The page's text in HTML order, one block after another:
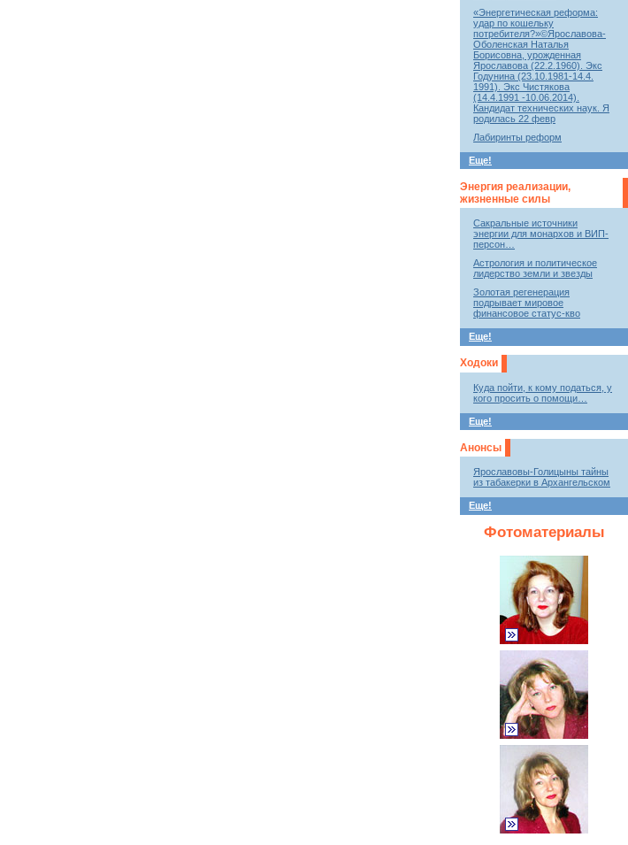
«Энергетическая реформа:
удар по кошельку
потребителя?»©Ярославова-
Оболенская Наталья
Борисовна, урожденная
Ярославова (22.2.1960). Экс
Годунина (23.10.1981-14.4.
1991). Экс Чистякова
(14.4.1991 -10.06.2014).
Кандидат технических наук. Я
родилась 22 февр
Лабиринты реформ
Еще!
Энергия реализации,
жизненные силы
Сакральные источники
энергии для монархов и ВИП-
персон…
Астрология и политическое
лидерство земли и звезды
Золотая регенерация
подрывает мировое
финансовое статус-кво
Еще!
Ходоки
Куда пойти, к кому податься, у
кого просить о помощи…
Еще!
Анонсы
Ярославовы-Голицыны тайны
из табакерки в Архангельском
Еще!
Фотоматериалы